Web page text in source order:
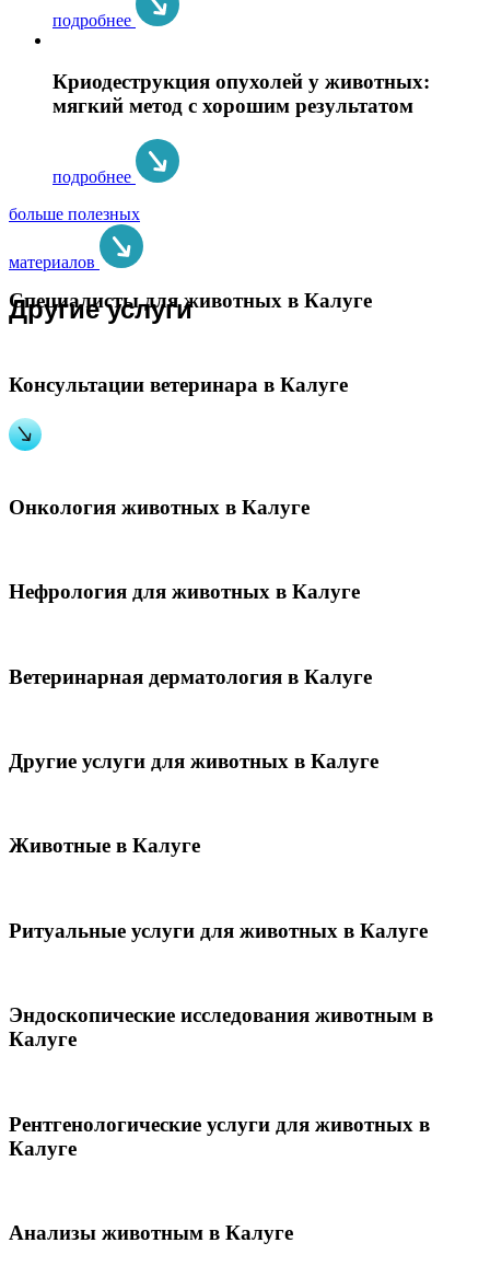
подробнее
Криодеструкция опухолей у животных:
мягкий метод с хорошим результатом
подробнее
больше полезных
материалов
Другие услуги
Специалисты для животных в Калуге
Консультации ветеринара в Калуге
Онкология животных в Калуге
Нефрология для животных в Калуге
Ветеринарная дерматология в Калуге
Другие услуги для животных в Калуге
Животные в Калуге
Ритуальные услуги для животных в Калуге
Эндоскопические исследования животным в
Калуге
Рентгенологические услуги для животных в
Калуге
Анализы животным в Калуге